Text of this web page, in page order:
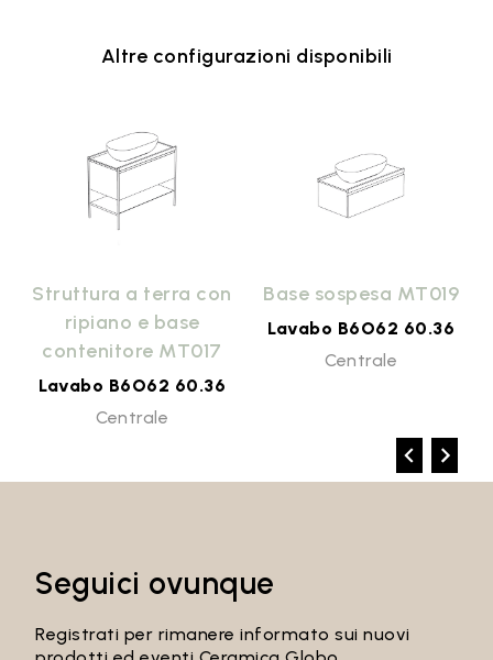
Altre configurazioni disponibili
Struttura a terra con
ripiano e base
contenitore MT017
Lavabo B6O62 60.36
Centrale
Base sospesa MT019
Lavabo B6O62 60.36
Centrale
Seguici ovunque
Registrati per rimanere informato sui nuovi